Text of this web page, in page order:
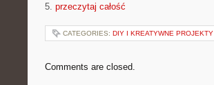
5. przeczytaj całość
CATEGORIES: DIY I KREATYWNE PROJEKTY
Comments are closed.